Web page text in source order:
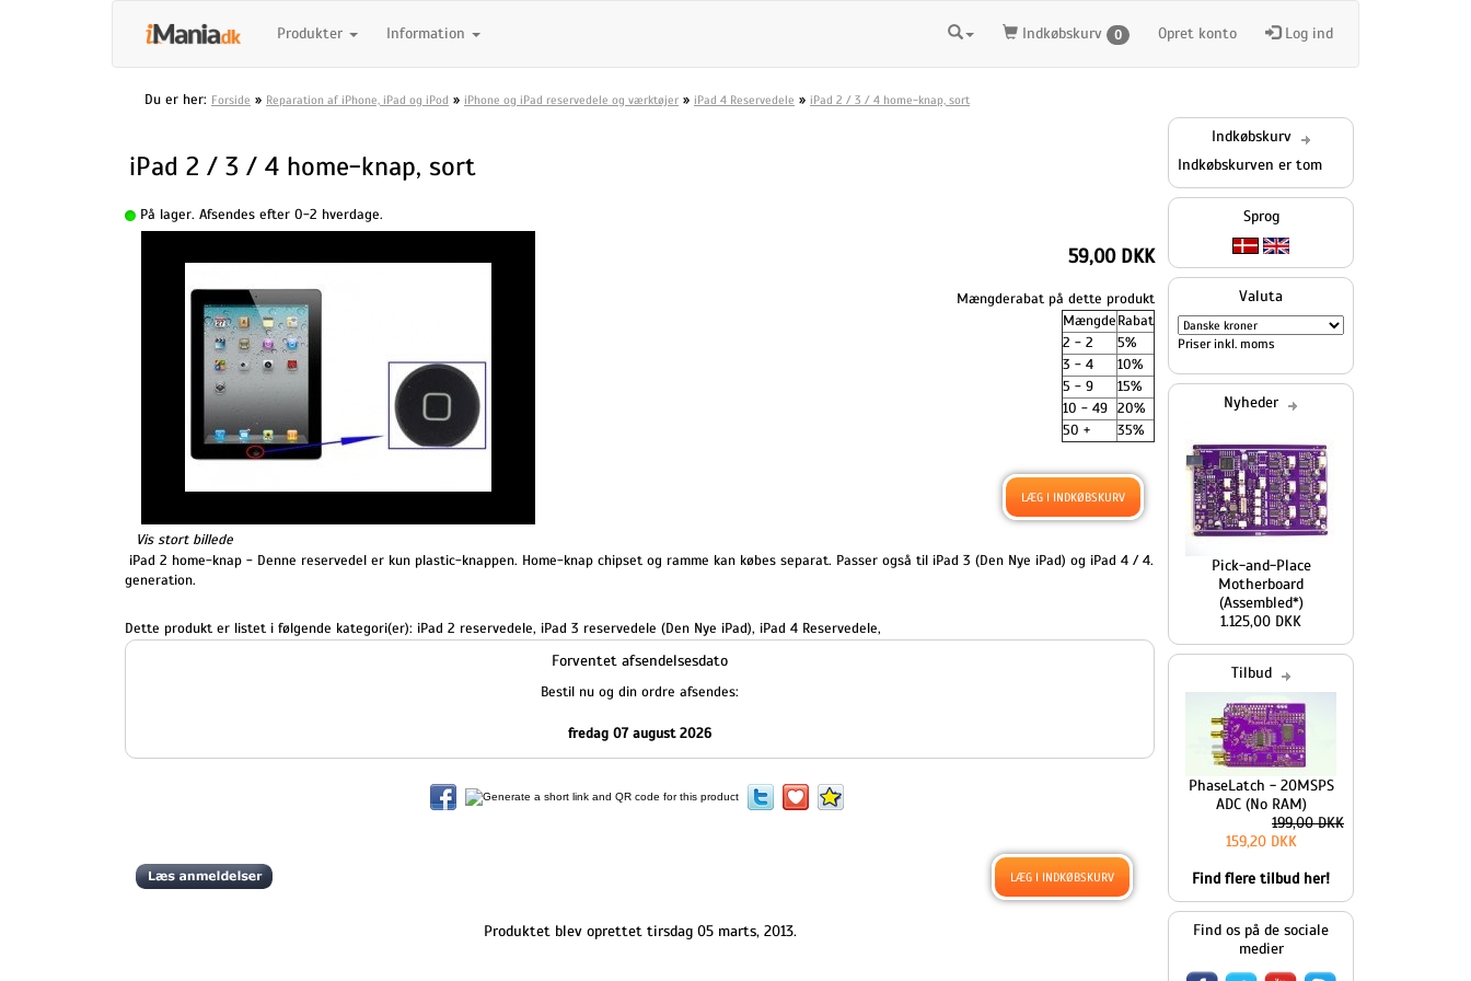
Produkter Information Indkøbskurv 0 Opret konto Log ind
Du er her: Forside » Reparation af iPhone, iPad og iPod » iPhone og iPad reservedele og værktøjer » iPad 4 Reservedele » iPad 2 / 3 / 4 home-knap, sort
iPad 2 / 3 / 4 home-knap, sort
På lager. Afsendes efter 0-2 hverdage.
Vis stort billede
59,00 DKK
Mængderabat på dette produkt
MængdeRabat
2 - 2
5%
3 - 4
10%
5 - 9
15%
10 - 49 20%
50 +
35%
iPad 2 home-knap - Denne reservedel er kun plastic-knappen. Home-knap chipset og ramme kan købes separat. Passer også til iPad 3 (Den Nye iPad) og iPad 4 / 4.
generation.
Dette produkt er listet i følgende kategori(er): iPad 2 reservedele, iPad 3 reservedele (Den Nye iPad), iPad 4 Reservedele,
Forventet afsendelsesdato
Bestil nu og din ordre afsendes:
fredag 07 august 2026
Produktet blev oprettet tirsdag 05 marts, 2013.
Indkøbskurv
Indkøbskurven er tom
Sprog
Valuta
Priser inkl. moms
Nyheder
Pick-and-Place
Motherboard
(Assembled*)
1.125,00 DKK
Tilbud
PhaseLatch - 20MSPS
ADC (No RAM)
199,00 DKK
159,20 DKK
Find flere tilbud her!
Find os på de sociale
medier